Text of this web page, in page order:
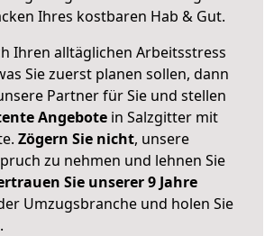
Ihres kostbaren Hab & Gut.
Ihren alltäglichen Arbeitsstress
Sie zuerst planen sollen, dann
Partner für Sie und stellen
Angebote in Salzgitter mit
Zögern Sie nicht, unsere
zu nehmen und lehnen Sie
Sie unserer 9 Jahre
Umzugsbranche und holen Sie